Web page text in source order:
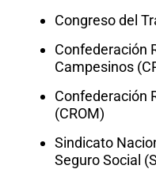
Congreso del
Confederación
Campesinos
Confederación
(CROM)
Sindicato
Seguro Social